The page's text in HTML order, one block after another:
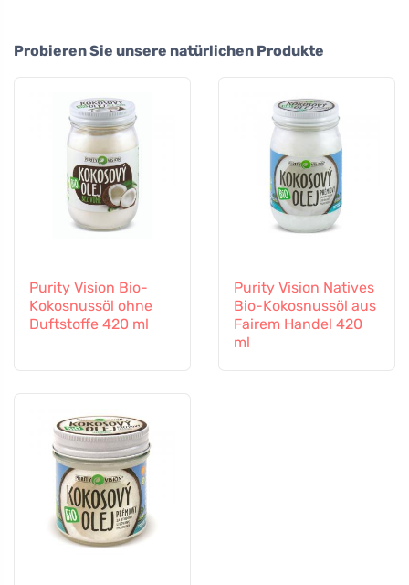
Probieren Sie unsere natürlichen Produkte
Purity Vision Bio-
Kokosnussöl ohne
Duftstoffe 420 ml
Purity Vision Natives
Bio-Kokosnussöl aus
Fairem Handel 420
ml